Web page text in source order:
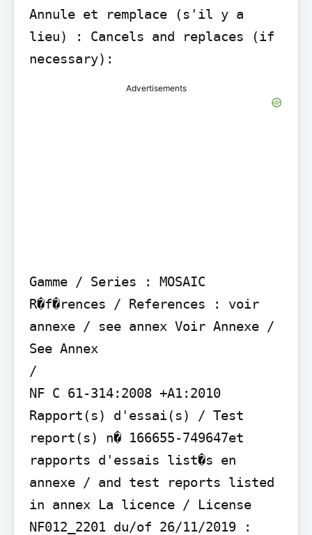
Annule et remplace (s'il y a
lieu) : Cancels and replaces (if
Advertisements
Gamme / Series : MOSAIC
R�f�rences / References : voir
annexe / see annex Voir Annexe /
See Annex
/
NF C 61-314:2008 +A1:2010
Rapport(s) d'essai(s) / Test
report(s) n� 166655-749647et
rapports d'essais list�s en
annexe / and test reports listed
in annex La licence / License
NF012_2201 du/of 26/11/2019 :